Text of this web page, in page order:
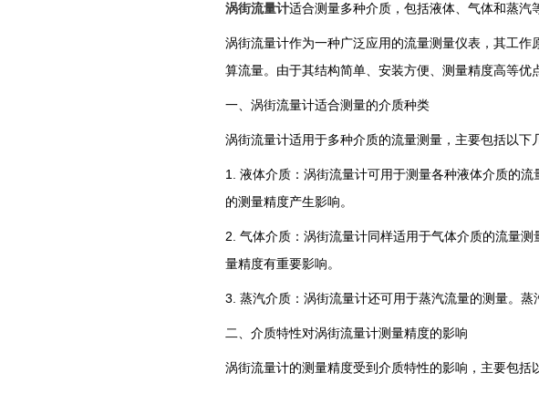
涡街流量计适合测量多种介质，包括液体、气体和蒸汽
涡街流量计作为一种广泛应用的流量测量仪表，其工
算流量。由于其结构简单、安装方便、测量精度高等优
一、涡街流量计适合测量的介质种类
涡街流量计适用于多种介质的流量测量，主要包括以下
1. 液体介质：涡街流量计可用于测量各种液体介质的
的测量精度产生影响。
2. 气体介质：涡街流量计同样适用于气体介质的流量
量精度有重要影响。
3. 蒸汽介质：涡街流量计还可用于蒸汽流量的测量。
二、介质特性对涡街流量计测量精度的影响
涡街流量计的测量精度受到介质特性的影响，主要包括